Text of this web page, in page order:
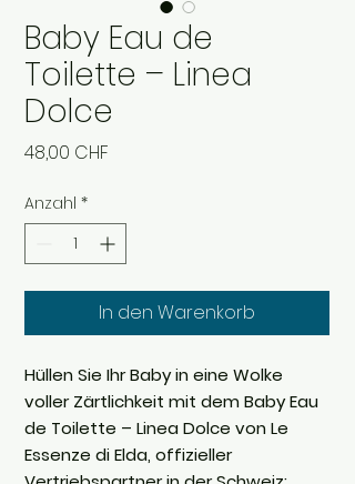
Baby Eau de
Toilette – Linea
Dolce
48,00 CHF
Anzahl *
In den Warenkorb
Hüllen Sie Ihr Baby in eine Wolke
voller Zärtlichkeit mit dem Baby Eau
de Toilette – Linea Dolce von Le
Essenze di Elda, offizieller